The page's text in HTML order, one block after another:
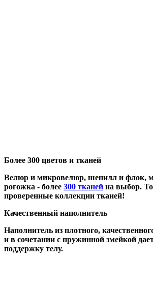
Более 300 цветов и тканей
Велюр и микровелюр, шенилл и флок,
рогожка - более 300 тканей на выбор.
проверенные коллекции тканей!
Качественный наполнитель
Наполнитель из плотного,
и в сочетании с пружинной змейкой
поддержку телу.